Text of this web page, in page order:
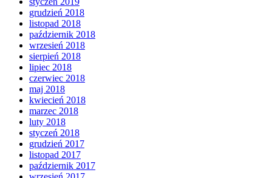
grudzień 2018
listopad 2018
październik 2018
wrzesień 2018
sierpień 2018
lipiec 2018
czerwiec 2018
maj 2018
kwiecień 2018
marzec 2018
luty 2018
styczeń 2018
grudzień 2017
listopad 2017
październik 2017